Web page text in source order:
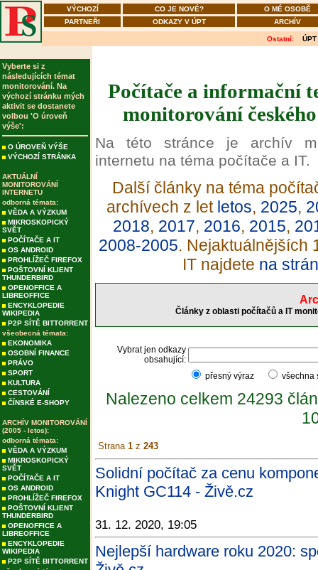
VÝCHOZÍ CO JE NOVÉ?
O MÉ OSOBĚ
PARTNEŘI
ODKAZY V ÚPT ARCHÍV
Ostatní: ÚPT
Vyberte si z
následujících témat
monitorování. Na
výchozí stránku mých
aktivit se dostanete
volbou 'O úroveň
výše':
O ÚROVEŇ VÝŠE
VÝCHOZÍ STRÁNKA
AKTUÁLNÍ
MONITOROVÁNÍ
INTERNETU
odborná témata:
VĚDA A VÝZKUM
MIKROSKOPICKÝ
SVĚT
POČÍTAČE A IT
OS ANDROID
PROHLÍŽEČ FIREFOX
POŠTOVNÍ KLIENT
THUNDERBIRD
OPENOFFICE A
LIBREOFFICE
ENCYKLOPEDIE
WIKIPEDIA
P2P SÍTĚ BITTORRENT
všeobecná témata:
EKONOMIKA
OSOBNÍ FINANCE
PRÁVO
SPORT
KULTURA
CESTOVÁNÍ
ČÍNSKÉ E-SHOPY
ARCHÍV MONITOROVÁNÍ
(2005 - letos):
odborná témata:
VĚDA A VÝZKUM
MIKROSKOPICKÝ
SVĚT
POČÍTAČE A IT
OS ANDROID
PROHLÍŽEČ FIREFOX
POŠTOVNÍ KLIENT
THUNDERBIRD
OPENOFFICE A
LIBREOFFICE
ENCYKLOPEDIE
WIKIPEDIA
P2P SÍTĚ BITTORRENT
Počítače a informační
monitorování
Na této stránce je archív
internetu na téma počítače a IT.
Další články na téma
archívech z let letos, 2025,
2018, 2017, 2016, 2015,
2008-2005. Nejaktuálnějších
IT najdete na
Články z oblasti počítačů a IT
Vybrat jen odkazy
obsahující:
přesný výraz
Nalezeno celkem 24293
Strana 1 z 243
Solidní počítač za cenu
Knight GC114 - Živě.cz
31. 12. 2020, 19:05
Nejlepší hardware roku 2020: